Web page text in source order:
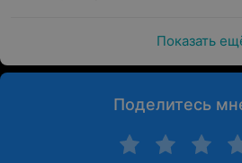
Показать
Поделитесь